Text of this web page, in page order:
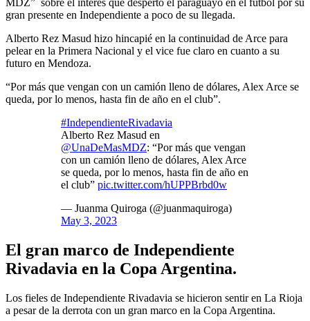
MDZ” sobre el interés que despertó el paraguayo en el fútbol por su
gran presente en Independiente a poco de su llegada.
Alberto Rez Masud hizo hincapié en la continuidad de Arce para
pelear en la Primera Nacional y el vice fue claro en cuanto a su
futuro en Mendoza.
“Por más que vengan con un camión lleno de dólares, Alex Arce se
queda, por lo menos, hasta fin de año en el club”.
#IndependienteRivadavia
Alberto Rez Masud en
@UnaDeMasMDZ: “Por más que vengan
con un camión lleno de dólares, Alex Arce
se queda, por lo menos, hasta fin de año en
el club” pic.twitter.com/hUPPBrbd0w
— Juanma Quiroga (@juanmaquiroga)
May 3, 2023
El gran marco de Independiente
Rivadavia en la Copa Argentina.
Los fieles de Independiente Rivadavia se hicieron sentir en La Rioja
a pesar de la derrota con un gran marco en la Copa Argentina.